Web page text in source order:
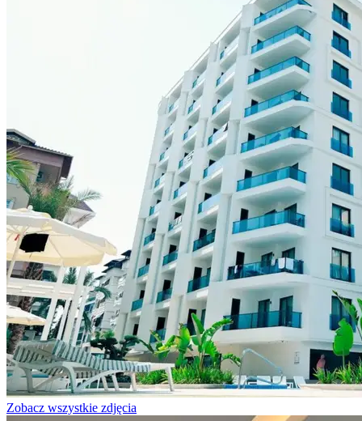
Zobacz wszystkie zdjęcia